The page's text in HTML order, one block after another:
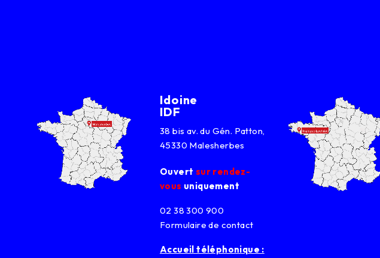
Idoine
IDF
38 bis av. du Gén. Patton,
45330 Malesherbes
Ouvert sur rendez-
vous uniquement
02 38 300 900
Formulaire de contact
Accueil téléphonique :